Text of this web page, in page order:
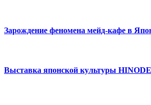
Зарождение феномена мейд-кафе в
Выставка японской культуры